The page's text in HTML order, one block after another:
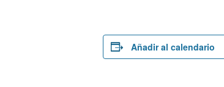
Añadir al calendario